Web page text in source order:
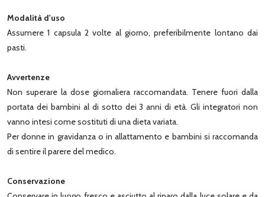
Modalità d'uso
Assumere 1 capsula 2 volte al giorno, preferibilmente lontano dai
pasti.
Avvertenze
Non superare la dose giornaliera raccomandata. Tenere fuori dalla
portata dei bambini al di sotto dei 3 anni di età. Gli integratori non
vanno intesi come sostituti di una dieta variata.
Per donne in gravidanza o in allattamento e bambini si raccomanda
di sentire il parere del medico.
Conservazione